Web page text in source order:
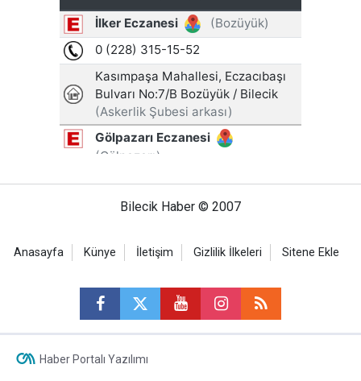
Bilecik Haber © 2007
Anasayfa Künye İletişim Gizlilik İlkeleri Sitene Ekle
Haber Portalı Yazılımı